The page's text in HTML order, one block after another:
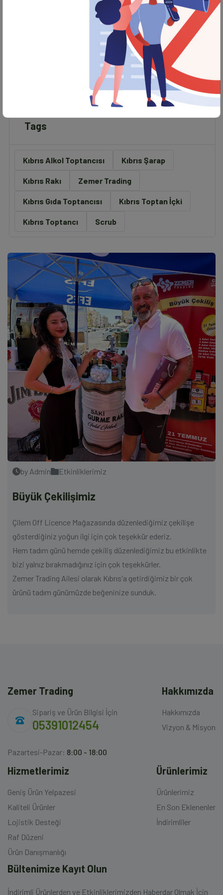
by Admin Etkinliklerimiz
Büyük Çekilişimiz
Çilem Off Licence Mağazasında düzenlediğimiz çekilişe
gösterdiğiniz yoğun ilgi için çok teşekkür ederiz.
Hem tadım günü hemde çekiliş düzenlediğimiz bu etkinlikte
bizi yalnız bırakmadığınız için çok teşekkürler.
Zemer Trading Ailesi olarak Kıbrıs'a getirdiğimiz bir çok
ürünü tadım günümüzde beğeninize sunduk.
Raf Düzeni Neden Önemlidir?
Tags
Kıbrıs Alkol Toptancısı Kıbrıs Şarap
Kıbrıs Rakı Zemer Trading
Kıbrıs Gıda Toptancısı Kıbrıs Toptan İçki
Kıbrıs Toptancı Scrub
Zemer Trading
Sipariş ve Ürün Bilgisi İçin
05391012454
Pazartesi-Pazar: 8:00 - 18:00
Hakkımızda
Hakkımızda
Vizyon & Misyon
Hizmetlerimiz
Geniş Ürün Yelpazesi
Kaliteli Ürünler
Lojistik Desteği
Raf Düzeni
Ürün Danışmanlığı
Ürünlerimiz
Ürünlerimiz
En Son Eklenenler
İndirimliler
Bültenimize Kayıt Olun
İndirimli Ürünlerden ve Etkinliklerimizden Haberdar Olmak İçin